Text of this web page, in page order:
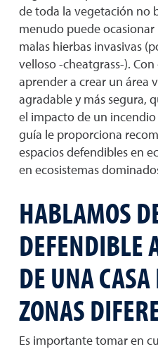
de toda la vegetación no
menudo puede
malas hierbas invasivas
velloso -cheatgrass-).
aprender a crear un área
agradable y más segura,
el impacto de un
guía le proporciona
espacios defendibles en
en ecosistemas
HABLAMOS
DEFENDIBLE
DE UNA
ZONAS
Es importante tomar en